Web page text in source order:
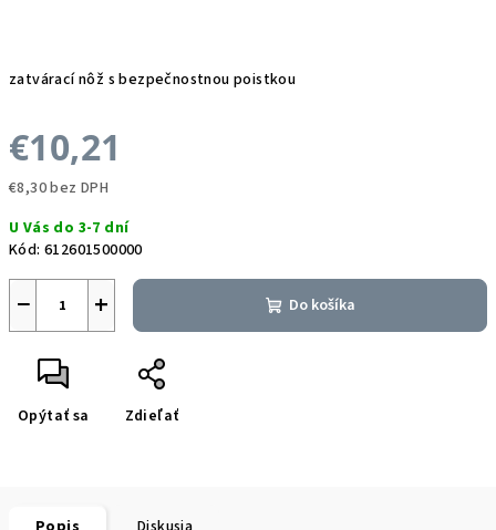
zatvárací nôž s bezpečnostnou poistkou
€10,21
€8,30 bez DPH
cena:
U Vás do 3-7 dní
Kód: 612601500000
+
− Do košíka
Opýtať sa Zdieľať